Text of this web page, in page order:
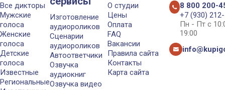
Все дикторы
Мужские
голоса
Женские
голоса
Детские
голоса
Известные
Региональные
Изготовление
аудиороликов
Сценарии
аудиороликов
Автоответчики
Озвучка
аудиокниг
Озвучка видео
О студии
Цены
Оплата
FAQ
Вакансии
Правила сайта
Контакты
Карта сайта
8 800 200-
+7 (930)
Пн - Пт с
19:00